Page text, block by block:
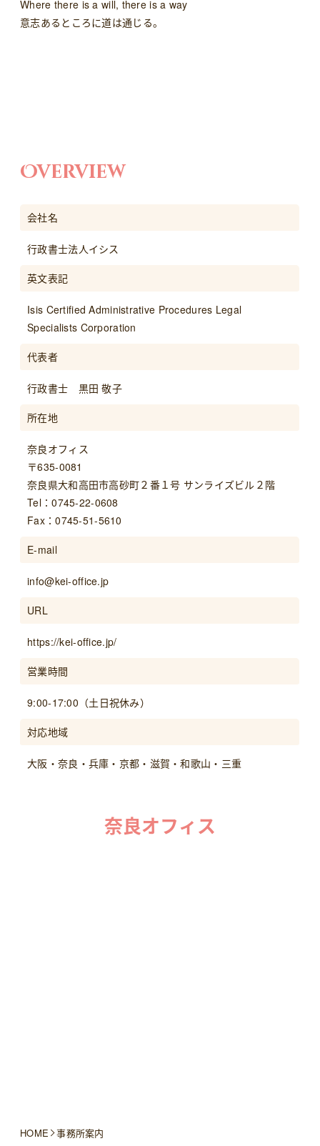
Where there is a will, there is a way
意志あるところに道は通じる。
Overview
会社名
行政書士法人イシス
英文表記
Isis Certified Administrative Procedures Legal
Specialists Corporation
代表者
行政書士 黒田 敬子
所在地
奈良オフィス
〒635-0081
奈良県大和高田市高砂町２番１号 サンライズビル２階
Tel：0745-22-0608
Fax：0745-51-5610
E-mail
info@kei-office.jp
URL
https://kei-office.jp/
営業時間
9:00-17:00（土日祝休み）
対応地域
大阪・奈良・兵庫・京都・滋賀・和歌山・ 三重
奈良オフィス
HOME 事務所案内